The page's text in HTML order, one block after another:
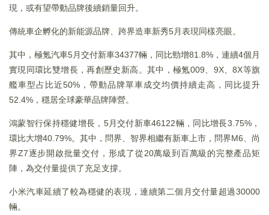
現，或有望帶動品牌後續銷量回升。
傳統車企孵化的新能源品牌、跨界造車新秀5月表現同樣亮眼。
其中，極氪汽車5月交付新車34377輛，同比勁增81.8%，連續4個月
實現同環比雙增長，再創歷史新高。其中，極氪009、9X、8X等旗
艦車型占比近50%，帶動品牌單車成交均價持續走高，同比提升
52.4%，穩居全球豪華品牌陣營。
鴻蒙智行保持穩健增長，5月交付新車46122輛，同比增長3.75%，
環比大增40.79%。其中，問界、智界相繼有新車上市，問界M6、尚
界Z7逐步開啟批量交付，形成了從20萬級到百萬級的完整產品矩
陣，為交付量提供了充足支撐。
小米汽車延續了較為穩健的表現，連續第二個月交付量超過30000
輛。